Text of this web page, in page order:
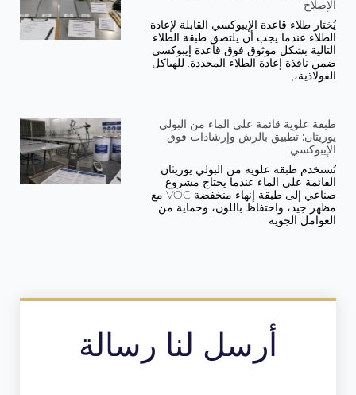
الإصلاح
يُختار طلاء قاعدة الإيبوكسي القابلة لإعادة
الطلاء عندما يجب أن يلتصق طبقة الطلاء
التالية بشكل موثوق فوق قاعدة إيبوكسي
ضمن نافذة إعادة الطلاء المحددة. للهياكل
الفولاذية،,
طبقة علوية قائمة على الماء من البولي
يوريثان: تطبيق بالرش وإرشادات فوق
الإيبوكسي
تُستخدم طبقة علوية من البولي يوريثان
القائمة على الماء عندما يحتاج مشروع
صناعي إلى طبقة إنهاء منخفضة VOC مع
مظهر جيد، واحتفاظ باللون، وحماية من
العوامل الجوية
أرسل لنا رسالة